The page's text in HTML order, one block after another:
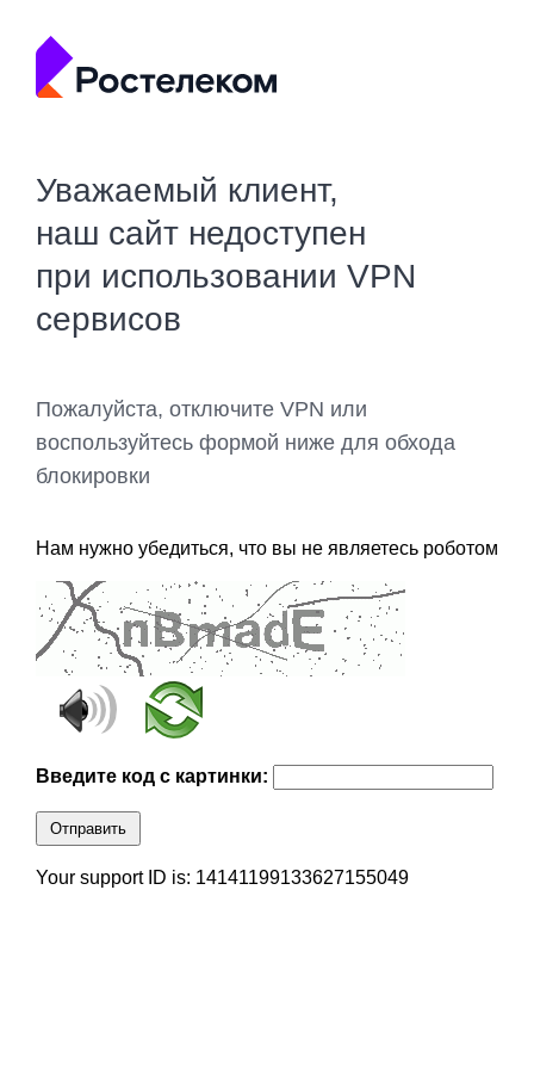
Уважаемый клиент,
наш сайт недоступен
при использовании VPN
сервисов
Пожалуйста, отключите VPN или
воспользуйтесь формой ниже для обхода
блокировки
Нам нужно убедиться, что вы не являетесь роботом
Введите код с картинки:
Отправить
Your support ID is: 14141199133627155049